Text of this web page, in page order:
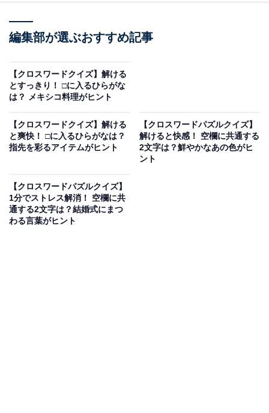
・縦の並び（右）：ね ＋ □ ＋ ま
次ページ
編集部が選ぶおすすめ記事
【クロスワードクイズ】解ける
とすっきり！ □に入るひらがな
は？ メキシコ料理がヒント
【クロスワードクイズ】解ける
と爽快！ □に入るひらがなは？
指先を彩るアイテムがヒント
【クロスワードパズルクイズ】
解けると快感！ 空欄に共通する
2文字は？鮮やかなあの色がヒ
ント
【クロスワードパズルクイズ】
1分でストレス解消！ 空欄に共
通する2文字は？結婚式にまつ
わる言葉がヒント